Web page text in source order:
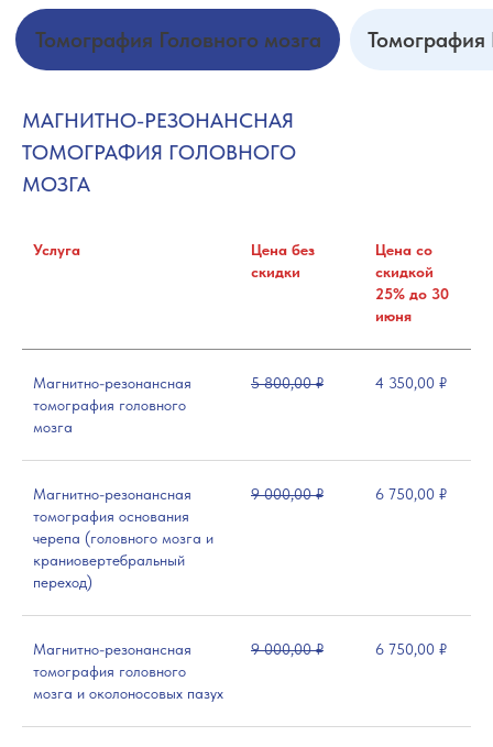
МАГНИТНО-РЕЗОНАНСНАЯ
ТОМОГРАФИЯ ГОЛОВНОГО
МОЗГА
Услуга
Цена без
скидки
Цена со
скидкой
25% до 30
июня
Магнитно-резонансная
томография головного
мозга
5 800,00 ₽ 4 350,00 ₽
Магнитно-резонансная
томография основания
черепа (головного мозга и
краниовертебральный
переход)
9 000,00 ₽ 6 750,00 ₽
Магнитно-резонансная
томография головного
мозга и околоносовых пазух
9 000,00 ₽ 6 750,00 ₽